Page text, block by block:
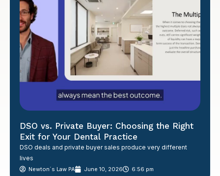
DSO vs. Private Buyer: Choosing the Right
Exit for Your Dental Practice
DSO deals and private buyer sales produce very different
lives
Newton´s Law PA June 10, 2026 6:56 pm